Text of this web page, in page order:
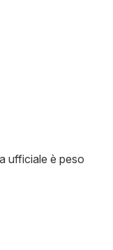
ufficiale è peso